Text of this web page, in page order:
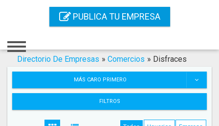
PUBLICA TU EMPRESA
Registro
Servicios SEO
Directorio De Empresas » Comercios » Disfraces
MÁS CARO PRIMERO
FILTROS